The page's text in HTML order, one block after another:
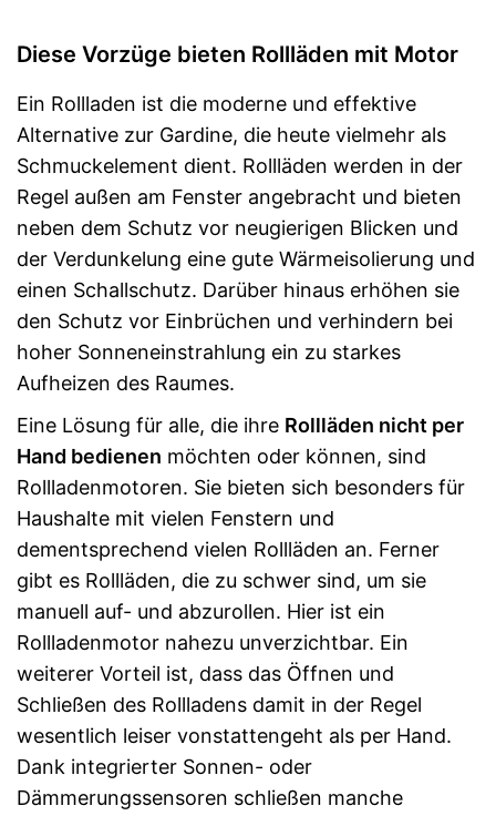
Diese Vorzüge bieten Rollläden mit Motor
Ein Rollladen ist die moderne und effektive
Alternative zur Gardine, die heute vielmehr als
Schmuckelement dient. Rollläden werden in der
Regel außen am Fenster angebracht und bieten
neben dem Schutz vor neugierigen Blicken und
der Verdunkelung eine gute Wärmeisolierung und
einen Schallschutz. Darüber hinaus erhöhen sie
den Schutz vor Einbrüchen und verhindern bei
hoher Sonneneinstrahlung ein zu starkes
Aufheizen des Raumes.
Eine Lösung für alle, die ihre Rollläden nicht per
Hand bedienen möchten oder können, sind
Rollladenmotoren. Sie bieten sich besonders für
Haushalte mit vielen Fenstern und
dementsprechend vielen Rollläden an. Ferner
gibt es Rollläden, die zu schwer sind, um sie
manuell auf- und abzurollen. Hier ist ein
Rollladenmotor nahezu unverzichtbar. Ein
weiterer Vorteil ist, dass das Öffnen und
Schließen des Rollladens damit in der Regel
wesentlich leiser vonstattengeht als per Hand.
Dank integrierter Sonnen- oder
Dämmerungssensoren schließen manche